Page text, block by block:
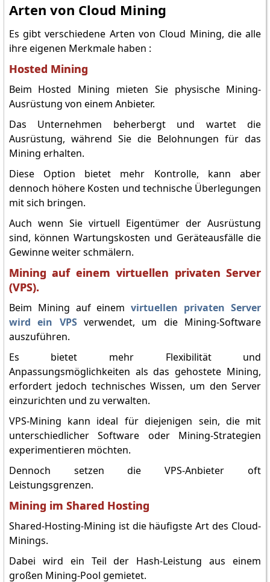
Arten von Cloud Mining
Es gibt verschiedene Arten von Cloud Mining, die alle
ihre eigenen Merkmale haben :
Hosted Mining
Beim Hosted Mining mieten Sie physische Mining-
Ausrüstung von einem Anbieter.
Das Unternehmen beherbergt und wartet die
Ausrüstung, während Sie die Belohnungen für das
Mining erhalten.
Diese Option bietet mehr Kontrolle, kann aber
dennoch höhere Kosten und technische Überlegungen
mit sich bringen.
Auch wenn Sie virtuell Eigentümer der Ausrüstung
sind, können Wartungskosten und Geräteausfälle die
Gewinne weiter schmälern.
Mining auf einem virtuellen privaten Server
(VPS).
Beim Mining auf einemvirtuellen privaten Server
wird ein VPSverwendet, um die Mining-Software
auszuführen.
Es bietet mehr Flexibilität und
Anpassungsmöglichkeiten als das gehostete Mining,
erfordert jedoch technisches Wissen, um den Server
einzurichten und zu verwalten.
VPS-Mining kann ideal für diejenigen sein, die mit
unterschiedlicher Software oder Mining-Strategien
experimentieren möchten.
Dennoch setzen die VPS-Anbieter oft
Leistungsgrenzen.
Mining im Shared Hosting
Shared-Hosting-Mining ist die häufigste Art des Cloud-
Minings.
Dabei wird ein Teil der Hash-Leistung aus einem
großen Mining-Pool gemietet.